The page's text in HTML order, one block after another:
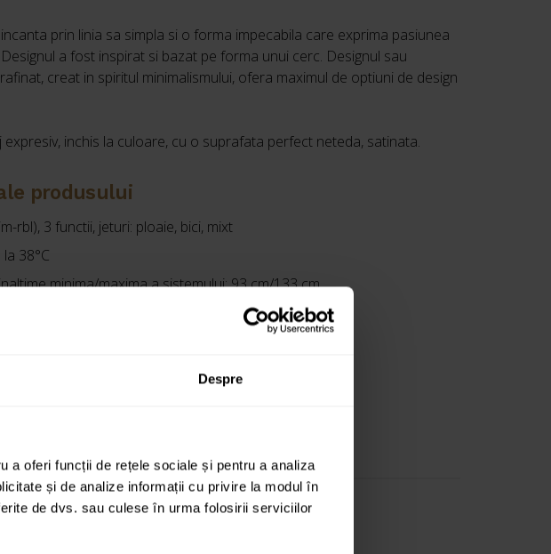
Despre
a oferi funcții de rețele sociale și pentru a analiza
și de analize informații cu privire la modul în
de dvs. sau culese în urma folosirii serviciilor
incanta prin linia sa simpla si o forma impecabila care exprima pasiunea
a fost inspirat si bazat pe forma unui cerc. Designul sau
creat in spiritul minimalismului, ofera maximul de optiuni de design
expresiv, inchis la culoare, cu o suprafata perfect neteda, satinata.
produsului
rbl), 3 functii, jeturi: ploaie, bici, mixt
38°C
minima/maxima a sistemului: 93 cm/133 cm